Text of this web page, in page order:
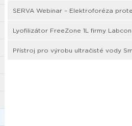
SERVA Webinar – Elektroforéza
Lyofilizátor FreeZone 1L firmy
Přístroj pro výrobu ultračisté vody